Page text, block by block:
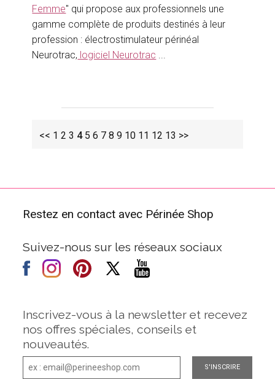
Femme" qui propose aux professionnels une
gamme complète de produits destinés à leur
profession : électrostimulateur périnéal
Neurotrac, logiciel Neurotrac
<< 1 2 3 4 5 6 7 8 9 10 11 12 13 >>
Restez en contact avec Périnée Shop
Suivez-nous sur les réseaux sociaux
Inscrivez-vous à la newsletter et recevez
nos offres spéciales, conseils et
nouveautés.
S'INSCRIRE